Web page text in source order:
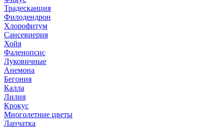
Традесканция
Филодендрон
Хлорофитум
Сансевиерия
Хойя
Фаленопсис
Луковичные
Анемона
Бегония
Калла
Лилия
Крокус
Многолетние цветы
Лапчатка